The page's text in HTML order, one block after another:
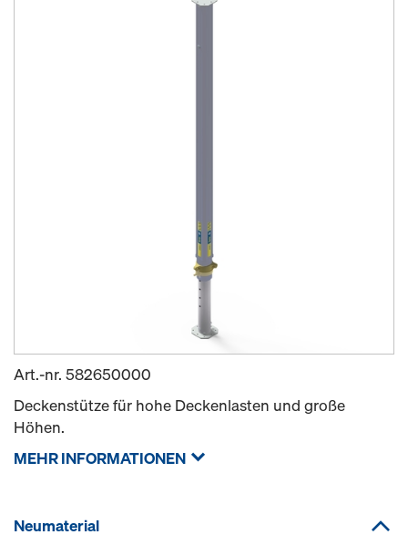
Art.-nr. 582650000
Deckenstütze für hohe Deckenlasten und große
Höhen.
MEHR INFORMATIONEN
Neumaterial